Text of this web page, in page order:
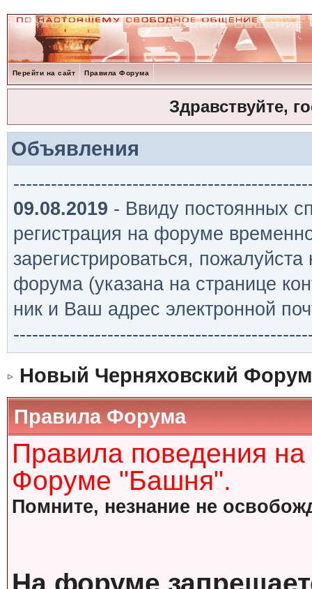
Перейти на сайт Правила Форума
Здравствуйте,
Объявления
09.08.2019 - Ввиду постоянных
регистрация на форуме
зарегистрироваться,
форума (указана на странице
ник и Ваш адрес электронной
Новый Черняховский Форум
Правила Форума
Правила поведения
Форуме "Башня".
Помните, незнание не